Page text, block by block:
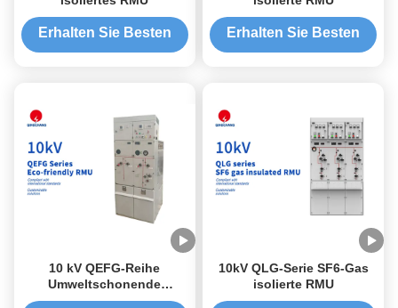
Erhalten Sie Besten Erhalten Sie Besten
10 kV QEFG-Reihe
Umweltschonende
Gasisolierte RMU
10kV QLG-Serie SF6-Gas
isolierte RMU